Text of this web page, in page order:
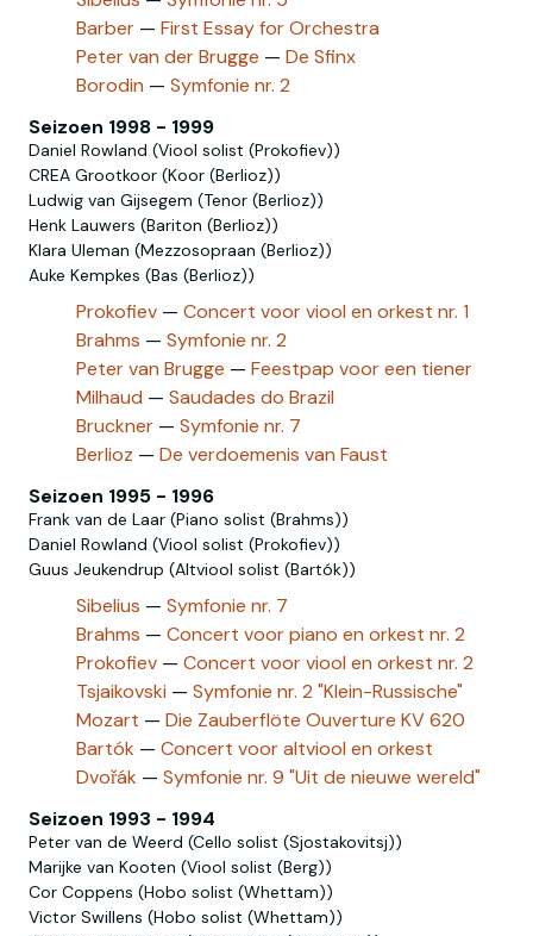
Barber — First Essay for Orchestra
Peter van der Brugge — De Sfinx
Borodin — Symfonie nr. 2
Seizoen 1998 - 1999
Daniel Rowland (Viool solist (Prokofiev))
CREA Grootkoor (Koor (Berlioz))
Ludwig van Gijsegem (Tenor (Berlioz))
Henk Lauwers (Bariton (Berlioz))
Klara Uleman (Mezzosopraan (Berlioz))
Auke Kempkes (Bas (Berlioz))
Prokofiev — Concert voor viool en orkest nr. 1
Brahms — Symfonie nr. 2
Peter van Brugge — Feestpap voor een tiener
Milhaud — Saudades do Brazil
Bruckner — Symfonie nr. 7
Berlioz — De verdoemenis van Faust
Seizoen 1995 - 1996
Frank van de Laar (Piano solist (Brahms))
Daniel Rowland (Viool solist (Prokofiev))
Guus Jeukendrup (Altviool solist (Bartók))
Sibelius — Symfonie nr. 7
Brahms — Concert voor piano en orkest nr. 2
Prokofiev — Concert voor viool en orkest nr. 2
Tsjaikovski — Symfonie nr. 2 "Klein-Russische"
Mozart — Die Zauberflöte Ouverture KV 620
Bartók — Concert voor altviool en orkest
Dvořák — Symfonie nr. 9 "Uit de nieuwe wereld"
Seizoen 1993 - 1994
Peter van de Weerd (Cello solist (Sjostakovitsj))
Marijke van Kooten (Viool solist (Berg))
Cor Coppens (Hobo solist (Whettam))
Victor Swillens (Hobo solist‎ (Whettam))